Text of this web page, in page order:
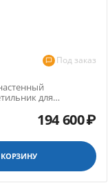
Под заказ
для
194 600₽
КОРЗИНУ